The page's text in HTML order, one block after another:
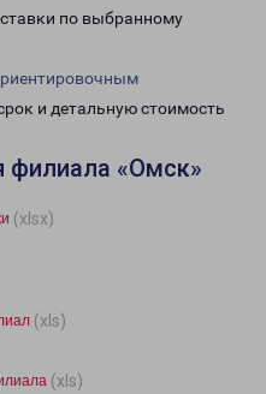
по выбранному
и детальную стоимость
филиала «Омск»
(xlsx)
(xls)
(xls)